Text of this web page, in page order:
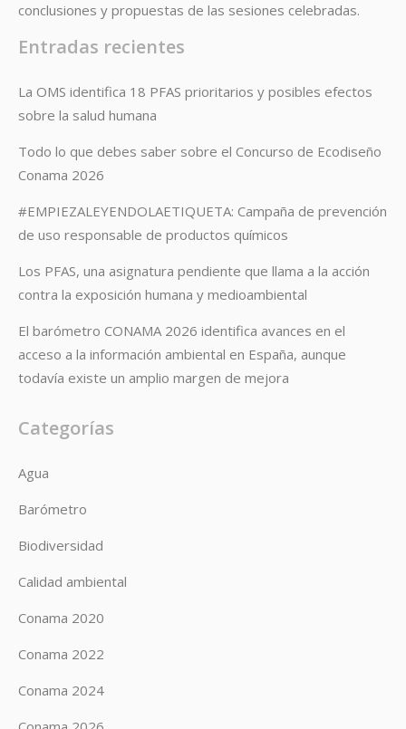
conclusiones y propuestas de las sesiones celebradas.
Entradas recientes
La OMS identifica 18 PFAS prioritarios y posibles efectos
sobre la salud humana
Todo lo que debes saber sobre el Concurso de Ecodiseño
Conama 2026
#EMPIEZALEYENDOLAETIQUETA: Campaña de prevención
de uso responsable de productos químicos
Los PFAS, una asignatura pendiente que llama a la acción
contra la exposición humana y medioambiental
El barómetro CONAMA 2026 identifica avances en el
acceso a la información ambiental en España, aunque
todavía existe un amplio margen de mejora
Categorías
Agua
Barómetro
Biodiversidad
Calidad ambiental
Conama 2020
Conama 2022
Conama 2024